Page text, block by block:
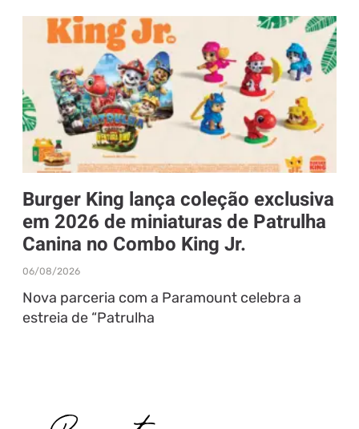
Burger King lança coleção exclusiva
em 2026 de miniaturas de Patrulha
Canina no Combo King Jr.
06/08/2026
Nova parceria com a Paramount celebra a
estreia de “Patrulha